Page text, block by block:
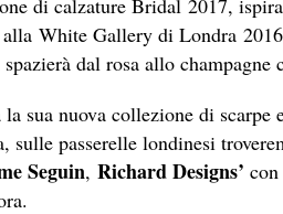
White Gallery di Londra
dal rosa allo
la sua nuova collezione di scarpe
sulle passerelle londinesi
Seguin, Richard Designs’